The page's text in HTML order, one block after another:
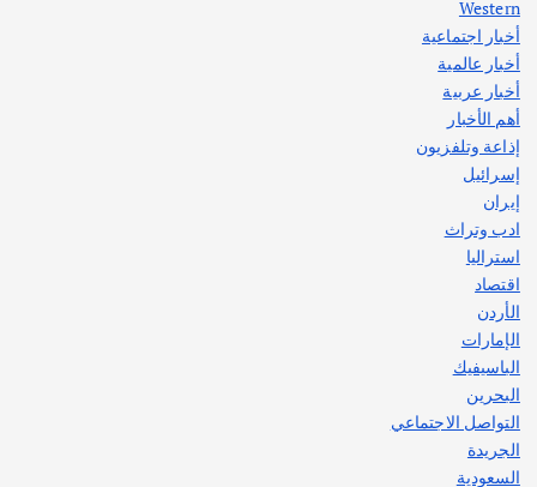
Western
أخبار اجتماعية
أخبار عالمية
أخبار عربية
أهم الأخبار
إذاعة وتلفزيون
إسرائيل
إيران
ادب وتراث
استراليا
اقتصاد
الأردن
الإمارات
الباسيفيك
البحرين
التواصل الاجتماعي
الجريدة
السعودية